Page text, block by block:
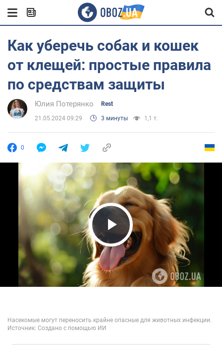
Как уберечь собак и кошек
от клещей: простые правила
по средствам защиты
Юлия Потерянко Rest
21.05.2024 09:29 3 минуты 1,1 т.
0
Play Video